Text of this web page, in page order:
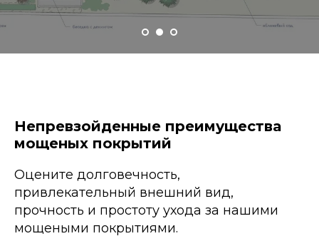
Непревзойденные преимущества
мощеных покрытий
Оцените долговечность,
привлекательный внешний вид,
прочность и простоту ухода за нашими
мощеными покрытиями.